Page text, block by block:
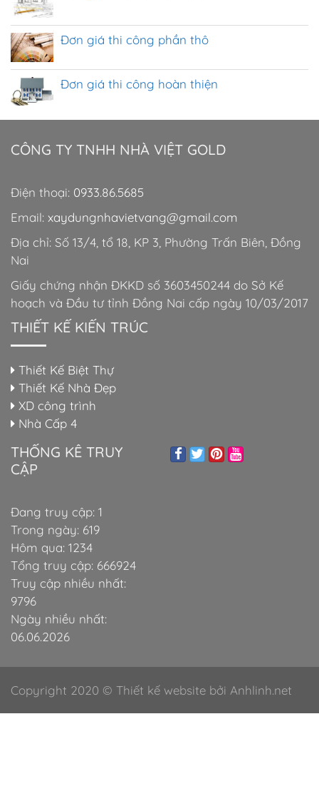
Đơn giá thi công phần thô
Đơn giá thi công hoàn thiện
CÔNG TY TNHH NHÀ VIỆT GOLD
Điện thoại: 0933.86.5685
Email: xaydungnhavietvang@gmail.com
Địa chỉ: Số 13/4, tổ 18, KP 3, Phường Trấn Biên, Đồng
Nai
Giấy chứng nhận ĐKKD số 3603450244 do Sở Kế
hoạch và Đầu tư tỉnh Đồng Nai cấp ngày 10/03/2017
THIẾT KẾ KIẾN TRÚC
Thiết Kế Biệt Thự
Thiết Kế Nhà Đẹp
XD công trình
Nhà Cấp 4
THỐNG KÊ TRUY
CẬP
Đang truy cập: 1
Trong ngày: 619
Hôm qua: 1234
Tổng truy cập: 666924
Truy cập nhiều nhất:
9796
Ngày nhiều nhất:
06.06.2026
Copyright 2020 © Thiết kế website bởi Anhlinh.net